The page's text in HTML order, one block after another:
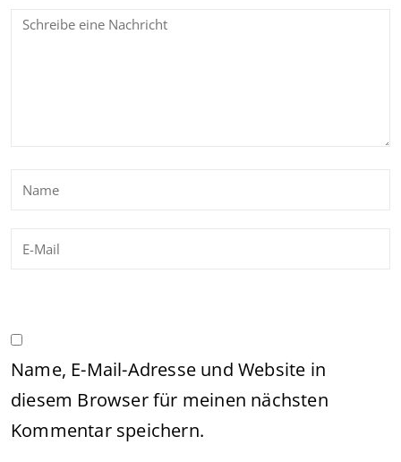
Name, E-Mail-Adresse und Website in
diesem Browser für meinen nächsten
Kommentar speichern.